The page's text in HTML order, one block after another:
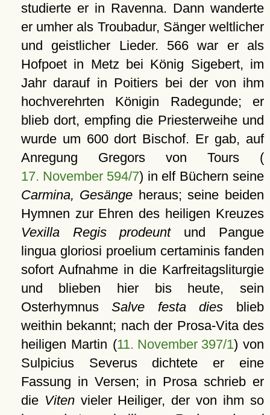
studierte er in Ravenna. Dann wanderte
er umher als Troubadur, Sänger weltlicher
und geistlicher Lieder. 566 war er als
Hofpoet in Metz bei König Sigebert, im
Jahr darauf in Poitiers bei der von ihm
hochverehrten Königin Radegunde; er
blieb dort, empfing die Priesterweihe und
wurde um 600 dort Bischof. Er gab, auf
Anregung Gregors von Tours (
17. November 594/7) in elf Büchern seine
Carmina, Gesänge heraus; seine beiden
Hymnen zur Ehren des heiligen Kreuzes
Vexilla Regis prodeuntund Pangue
lingua gloriosi proelium certaminis fanden
sofort Aufnahme in die Karfreitagsliturgie
und blieben hier bis heute, sein
OsterhymnusSalve festa dies blieb
weithin bekannt; nach der Prosa-Vita des
heiligen Martin (11. November 397/1) von
Sulpicius Severus dichtete er eine
Fassung in Versen; in Prosa schrieb er
die Vitenvieler Heiliger, der von ihm so